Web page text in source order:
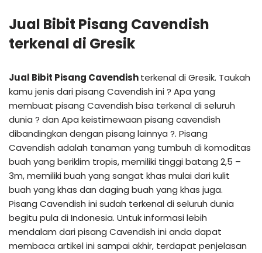
Jual Bibit Pisang Cavendish
terkenal di Gresik
Jual Bibit Pisang Cavendishterkenal di Gresik. Taukah
kamu jenis dari pisang Cavendish ini ? Apa yang
membuat pisang Cavendish bisa terkenal di seluruh
dunia ? dan Apa keistimewaan pisang cavendish
dibandingkan dengan pisang lainnya ?. Pisang
Cavendish adalah tanaman yang tumbuh di komoditas
buah yang beriklim tropis, memiliki tinggi batang 2,5 –
3m, memiliki buah yang sangat khas mulai dari kulit
buah yang khas dan daging buah yang khas juga.
Pisang Cavendish ini sudah terkenal di seluruh dunia
begitu pula di Indonesia. Untuk informasi lebih
mendalam dari pisang Cavendish ini anda dapat
membaca artikel ini sampai akhir, terdapat penjelasan